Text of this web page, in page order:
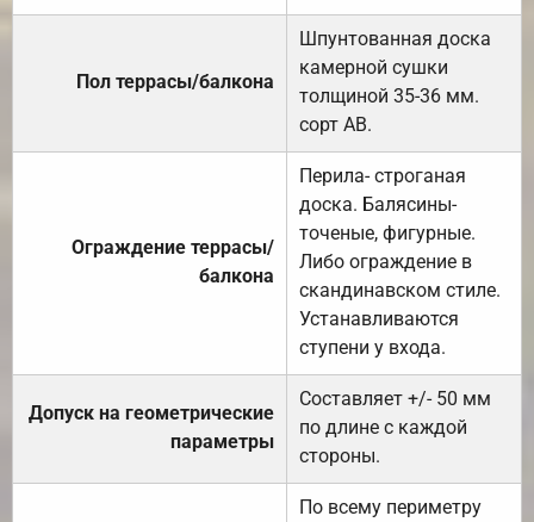
Пол террасы/балкона
Шпунтованная доска
камерной сушки
толщиной 35-36 мм.
сорт АВ.
Ограждение террасы/
балкона
Перила- строганая
доска. Балясины-
точеные, фигурные.
Либо ограждение в
скандинавском стиле.
Устанавливаются
ступени у входа.
Допуск на геометрические
параметры
Составляет +/- 50 мм
по длине с каждой
стороны.
По всему периметру